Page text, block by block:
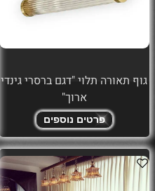
גוף תאורה תלוי "דגם ברסרי גינדי
ארוך"
פרטים נוספים